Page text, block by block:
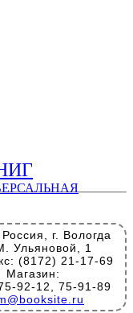
г. Вологда
Ульяновой, 1
(8172) 21-17-69
Магазин:
92-12, 75-91-89